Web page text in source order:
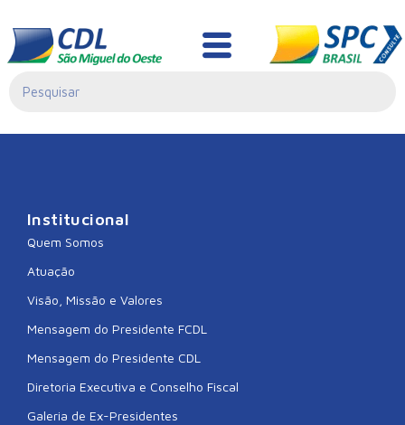
CDL VARGEM
BONITA
Institucional
Quem Somos
Atuação
Visão, Missão e Valores
Mensagem do Presidente FCDL
Mensagem do Presidente CDL
Diretoria Executiva e Conselho Fiscal
Galeria de Ex-Presidentes